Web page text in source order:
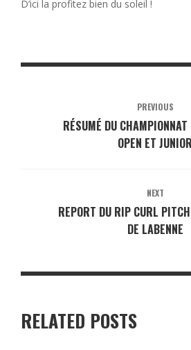
D’ici la profitez bien du soleil !
PREVIOUS
RÉSUMÉ DU CHAMPIONNAT
OPEN ET JUNIOR
NEXT
REPORT DU RIP CURL
DE LABENNE
RELATED POSTS